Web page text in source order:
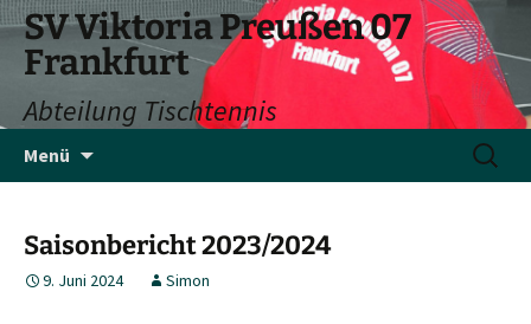
SV Viktoria Preußen 07
Frankfurt
Abteilung Tischtennis
Menü
Suchen
nach:
Saisonbericht 2023/2024
9. Juni 2024 Simon